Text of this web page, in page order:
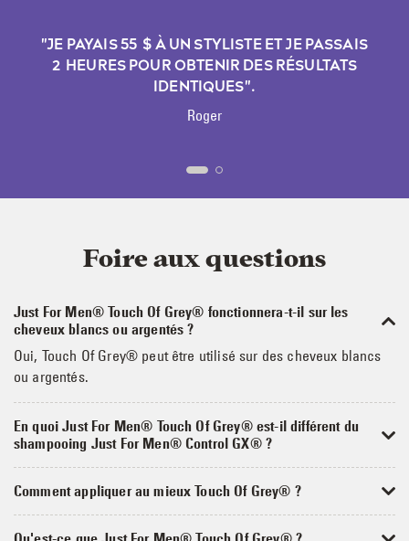
"JE PAYAIS 55 $ À UN STYLISTE ET JE PASSAIS
2 HEURES POUR OBTENIR DES RÉSULTATS
IDENTIQUES".
Roger
Foire aux questions
Just For Men® Touch Of Grey® fonctionnera-t-il sur les
cheveux blancs ou argentés ?
Oui, Touch Of Grey® peut être utilisé sur des cheveux blancs
ou argentés.
En quoi Just For Men® Touch Of Grey® est-il différent du
shampooing Just For Men® Control GX® ?
Comment appliquer au mieux Touch Of Grey® ?